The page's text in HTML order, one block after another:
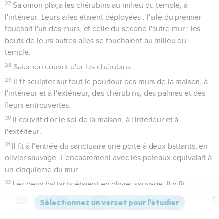
27 Salomon plaça les chérubins au milieu du temple, à
l'intérieur. Leurs ailes étaient déployées : l'aile du premier
touchait l'un des murs, et celle du second l'autre mur ; les
bouts de leurs autres ailes se touchaient au milieu du
temple.
28 Salomon couvrit d'or les chérubins.
29 Il fit sculpter sur tout le pourtour des murs de la maison, à
l'intérieur et à l'extérieur, des chérubins, des palmes et des
fleurs entrouvertes.
30 Il couvrit d'or le sol de la maison, à l'intérieur et à
l'extérieur.
31 Il fit à l'entrée du sanctuaire une porte à deux battants, en
olivier sauvage. L'encadrement avec les poteaux équivalait à
un cinquième du mur.
32 Les deux battants étaient en olivier sauvage. Il y fit
sculpter des chérubins, des palmes et des fleurs
entrouvertes, et il les couvrit d'or. Il plaqua aussi de l'or sur
Versions Commentaires Strong